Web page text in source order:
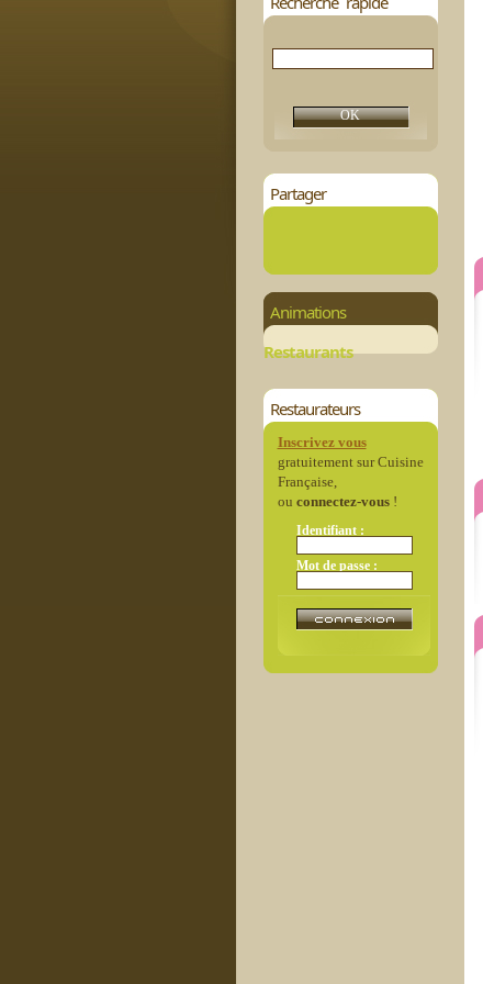
Partager
Animations
Restaurants
Restaurateurs
Inscrivez vous
gratuitement sur Cuisine
Française,
ou connectez-vous!
Identifiant :
Mot de passe :